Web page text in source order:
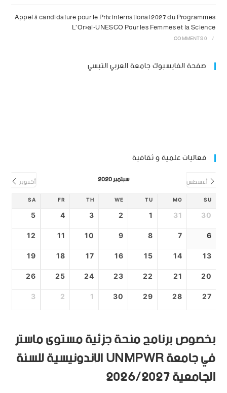
Appel à candidature pour le Prix international 2027 du Programmes
L’Oréal-UNESCO Pour les Femmes et la Science
/
0 COMMENTS
صفحة الفايسبوك جامعة العربي التبسي
فعاليات علمية و ثقافية
أغسطس سبتمبر 2020 أكتوبر
SU
MO
TU
WE
TH
FR
SA
30
31
1
2
3
4
5
6
7
8
9
10
11
12
13
14
15
16
17
18
19
20
21
22
23
24
25
26
27
28
29
30
1
2
3
بخصوص برنامج منحة جزئية مستوى ماستر
في جامعة UNMPWR الإندونيسية للسنة
الجامعية 2026/2027